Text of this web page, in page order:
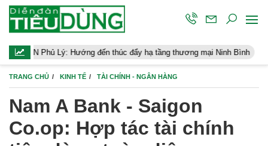
Hướng đến thúc đẩy hạ tầng thương mại Ninh Bình Điều hành
TRANG CHỦ KINH TẾ TÀI CHÍNH - NGÂN HÀNG
Nam A Bank - Saigon
Co.op: Hợp tác tài chính